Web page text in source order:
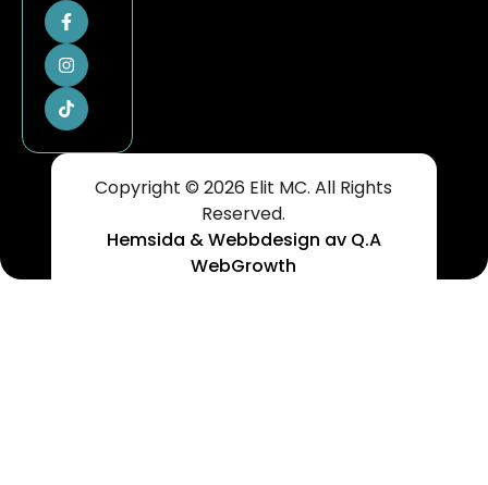
Copyright © 2026 Elit MC. All Rights
Reserved.
Hemsida & Webbdesign av Q.A
WebGrowth